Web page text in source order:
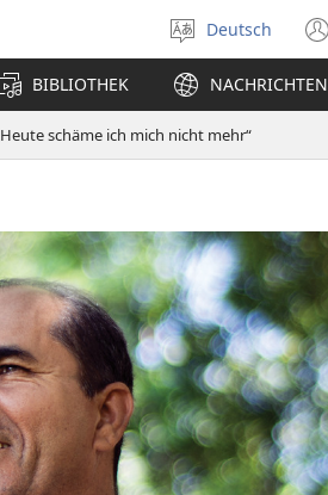
Sprache
auswählen
Deutsch
BIBLIOTHEK NACHRICHTEN
„Heute schäme ich mich nicht mehr“